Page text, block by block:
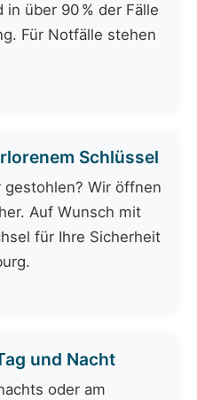
über 90 % der Fälle
Für Notfälle stehen
Schlüssel
Wir öffnen
Auf Wunsch mit
für Ihre Sicherheit
und Nacht
oder am